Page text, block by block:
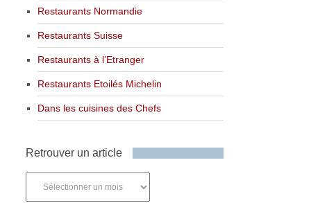
Restaurants Normandie
Restaurants Suisse
Restaurants à l’Etranger
Restaurants Etoilés Michelin
Dans les cuisines des Chefs
Retrouver un article